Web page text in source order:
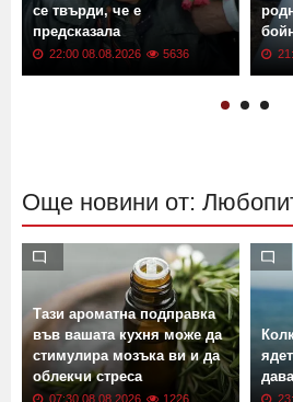
се твърди, че е
предсказала
22:00 08.08.2026 5636
Още новини от:
Тази ароматна подправка
във вашата кухня може да
стимулира мозъка ви и да
облекчи стреса
07:30 08.08.2026 1226